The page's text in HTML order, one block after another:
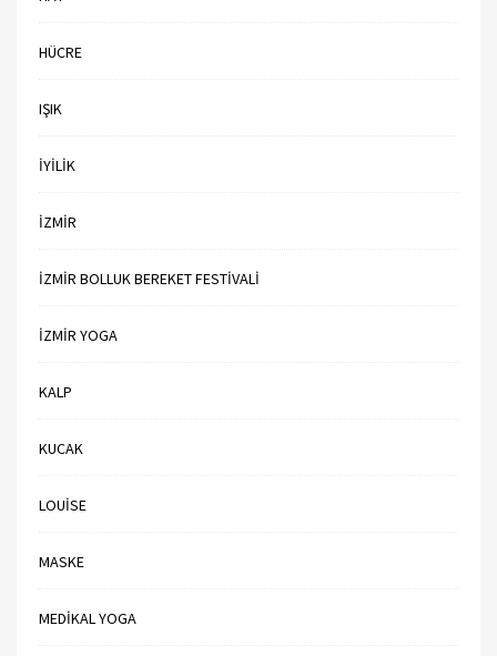
HÜCRE
IŞIK
İYILIK
İZMIR
IZMIR BOLLUK BEREKET FESTIVALI
IZMIR YOGA
KALP
KUCAK
LOUISE
MASKE
MEDIKAL YOGA